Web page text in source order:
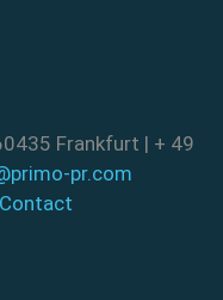
Frankfurt | + 49
pr.com
Contact